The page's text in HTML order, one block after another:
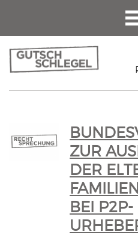
ZUR
DER
BEI P2P-